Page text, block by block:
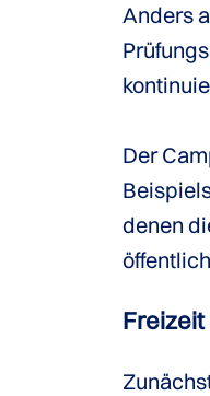
Anders
Der
denen
Freizeit